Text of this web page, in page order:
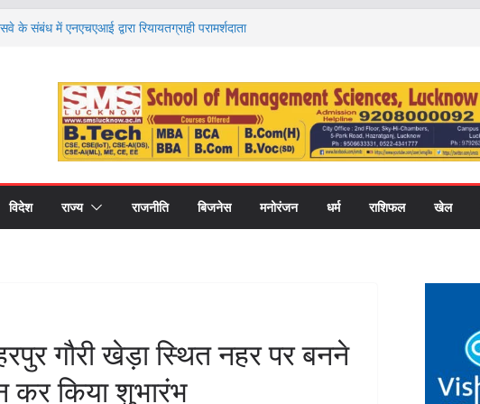
अंतरराष्ट्रीय संगोष्ठी, विकसित भारत-2047 के लिए
कार्रवाई
आगे बढ़ाना ही सत्यपाल मलिक जी के प्रति सच्ची
सिंह
राशियों की चमकेगी किस्मत और किसे रहना होगा
विदेश राज्य राजनीति बिजनेस मनोरंजन धर्म राशिफल खेल
गौरी खेड़ा स्थित नहर पर बनने
कर किया शुभारंभ